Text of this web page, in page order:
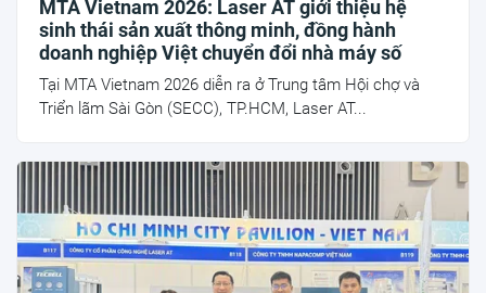
MTA Vietnam 2026: Laser AT giới thiệu hệ
sinh thái sản xuất thông minh, đồng hành
doanh nghiệp Việt chuyển đổi nhà máy số
Tại MTA Vietnam 2026 diễn ra ở Trung tâm Hội chợ và
Triển lãm Sài Gòn (SECC), TP.HCM, Laser AT...